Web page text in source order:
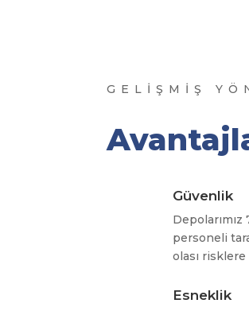
GELİŞMİŞ
Güvenlik
personeli
olası
Esneklik